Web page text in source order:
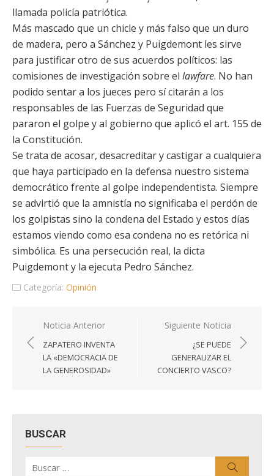
llamada policía patriótica.
Más mascado que un chicle y más falso que un duro
de madera, pero a Sánchez y Puigdemont les sirve
para justificar otro de sus acuerdos políticos: las
comisiones de investigación sobre el lawfare. No han
podido sentar a los jueces pero sí citarán a los
responsables de las Fuerzas de Seguridad que
pararon el golpe y al gobierno que aplicó el art. 155 de
la Constitución.
Se trata de acosar, desacreditar y castigar a cualquiera
que haya participado en la defensa nuestro sistema
democrático frente al golpe independentista. Siempre
se advirtió que la amnistía no significaba el perdón de
los golpistas sino la condena del Estado y estos días
estamos viendo como esa condena no es retórica ni
simbólica. Es una persecución real, la dicta
Puigdemont y la ejecuta Pedro Sánchez.
Categoría: Opinión
Navegación
de
entradas
Noticia Anterior
ZAPATERO INVENTA
LA «DEMOCRACIA DE
LA GENEROSIDAD»
Siguiente Noticia
¿SE PUEDE
GENERALIZAR EL
CONCIERTO VASCO?
BUSCAR
por: